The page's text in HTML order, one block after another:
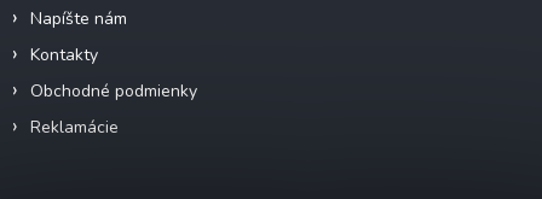
Napíšte nám
Kontakty
Obchodné podmienky
Reklamácie